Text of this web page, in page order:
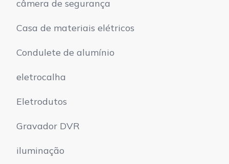
câmera de segurança
Casa de materiais elétricos
Condulete de alumínio
eletrocalha
Eletrodutos
Gravador DVR
iluminação